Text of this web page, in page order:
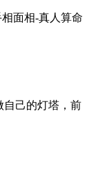
面相-真人算命
自己的灯塔，前